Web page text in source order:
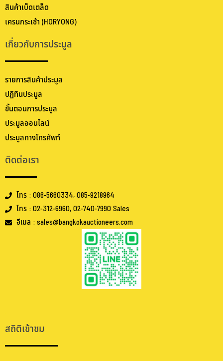
สินค้าเบ็ดเตล็ด
เครนกระเช้า (HORYONG)
เกี่ยวกับการประมูล
รายการสินค้าประมูล
ปฏิทินประมูล
ขั้นตอนการประมูล
ประมูลออนไลน์
ประมูลทางโทรศัพท์
ติดต่อเรา
โทร : 086-5660334, 085-9218964
โทร : 02-312-6960, 02-740-7990 Sales
อีเมล : sales@bangkokauctioneers.com
สถิติเข้าชม